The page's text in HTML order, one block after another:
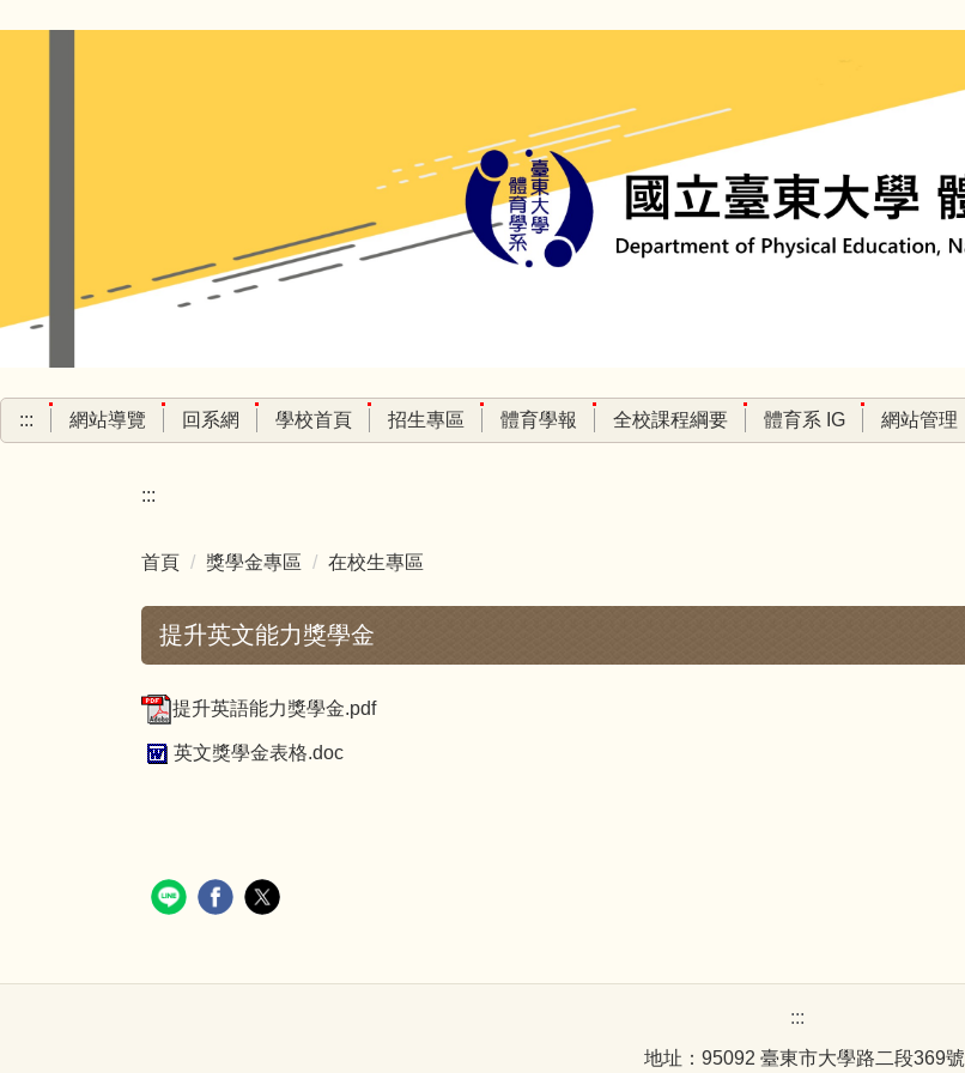
::: 網站導覽 回系網 學校首頁 招生專區 體育學報 全校課程綱要 體育系 IG 網站管理
:::
首頁 獎學金專區 在校生專區
提升英文能力獎學金
提升英語能力獎學金.pdf
英文獎學金表格.doc
:::
地址：95092 臺東市大學路二段369號